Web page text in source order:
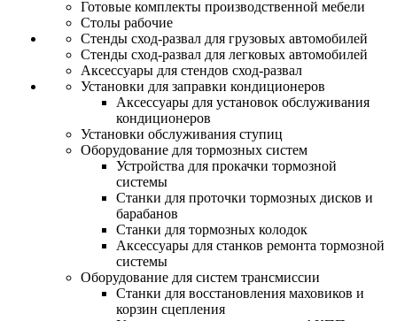
Готовые комплекты производственной мебели
Столы рабочие
Стенды сход-развал для грузовых автомобилей
Стенды сход-развал для легковых автомобилей
Аксессуары для стендов сход-развал
Установки для заправки кондиционеров
Аксессуары для установок обслуживания
кондиционеров
Установки обслуживания ступиц
Оборудование для тормозных систем
Устройства для прокачки тормозной
системы
Станки для проточки тормозных дисков и
барабанов
Станки для тормозных колодок
Аксессуары для станков ремонта тормозной
системы
Оборудование для систем трансмиссии
Станки для восстановления маховиков и
корзин сцепления